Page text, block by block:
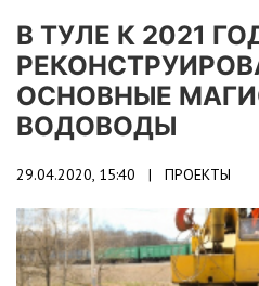
В ТУЛЕ К 2021
ОСНОВНЫЕ
ВОДОВОДЫ
29.04.2020, 15:40 | ПРОЕКТЫ